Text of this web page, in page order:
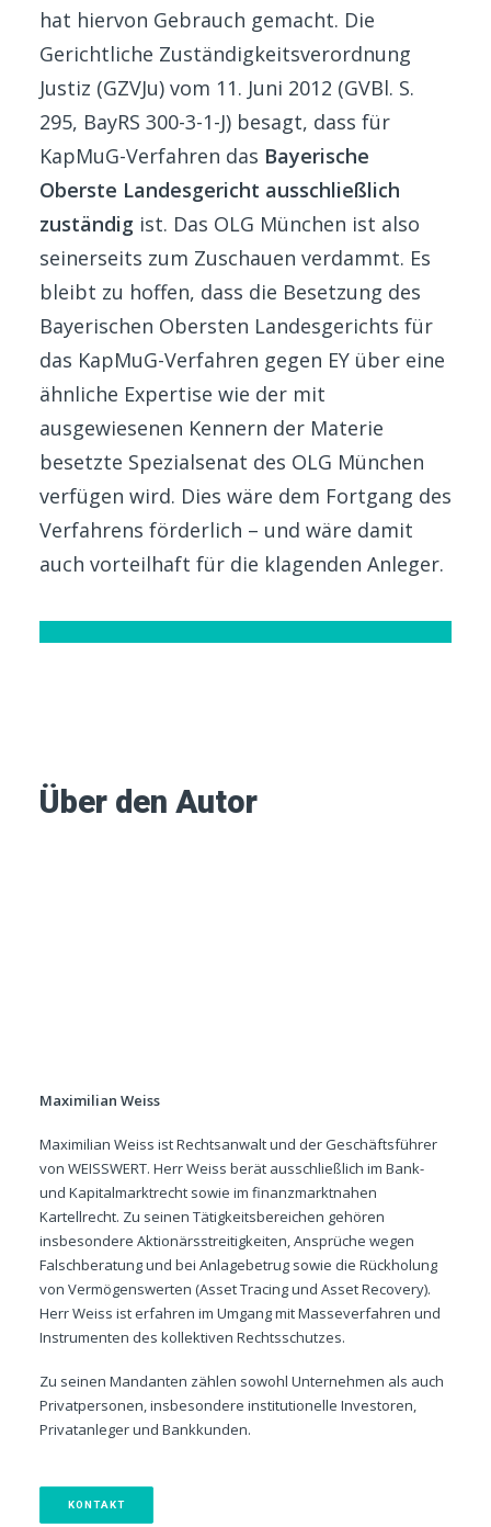
hat hiervon Gebrauch gemacht. Die
Gerichtliche Zuständigkeitsverordnung
Justiz (GZVJu) vom 11. Juni 2012 (GVBl. S.
295, BayRS 300-3-1-J) besagt, dass für
KapMuG-Verfahren das Bayerische
Oberste Landesgericht ausschließlich
zuständig ist. Das OLG München ist also
seinerseits zum Zuschauen verdammt. Es
bleibt zu hoffen, dass die Besetzung des
Bayerischen Obersten Landesgerichts für
das KapMuG-Verfahren gegen EY über eine
ähnliche Expertise wie der mit
ausgewiesenen Kennern der Materie
besetzte Spezialsenat des OLG München
verfügen wird. Dies wäre dem Fortgang des
Verfahrens förderlich – und wäre damit
auch vorteilhaft für die klagenden Anleger.
Über den Autor
Maximilian Weiss
Maximilian Weiss ist Rechtsanwalt und der Geschäftsführer
von WEISSWERT. Herr Weiss berät ausschließlich im Bank-
und Kapitalmarktrecht sowie im finanzmarktnahen
Kartellrecht. Zu seinen Tätigkeitsbereichen gehören
insbesondere Aktionärsstreitigkeiten, Ansprüche wegen
Falschberatung und bei Anlagebetrug sowie die Rückholung
von Vermögenswerten (Asset Tracing und Asset Recovery).
Herr Weiss ist erfahren im Umgang mit Masseverfahren und
Instrumenten des kollektiven Rechtsschutzes.
Zu seinen Mandanten zählen sowohl Unternehmen als auch
Privatpersonen, insbesondere institutionelle Investoren,
Privatanleger und Bankkunden.
KONTAKT